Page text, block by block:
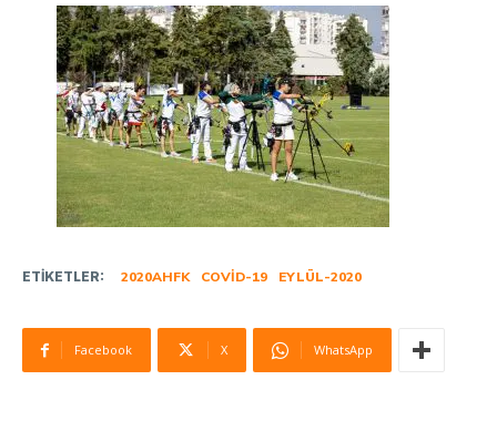
ETIKETLER: 2020AHFK COVID-19 EYLÜL-2020
Facebook X WhatsApp